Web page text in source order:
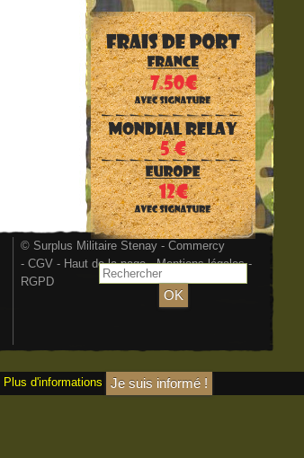
© Surplus Militaire Stenay - Commercy
- CGV - Haut de la page-Mentions légales-
RGPD
Plus d'informations